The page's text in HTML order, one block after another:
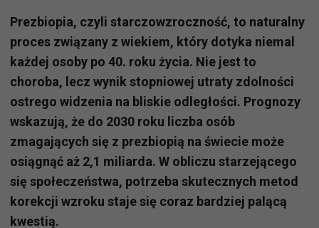
Prezbiopia, czyli starczowzroczność, to naturalny
proces związany z wiekiem, który dotyka niemal
każdej osoby po 40. roku życia. Nie jest to
choroba, lecz wynik stopniowej utraty zdolności
ostrego widzenia na bliskie odległości. Prognozy
wskazują, że do 2030 roku liczba osób
zmagających się z prezbiopią na świecie może
osiągnąć aż 2,1 miliarda. W obliczu starzejącego
się społeczeństwa, potrzeba skutecznych metod
korekcji wzroku staje się coraz bardziej palącą
kwestią.